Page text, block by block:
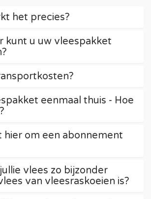
het precies?
kunt u uw vleespakket
eenmaal thuis - Hoe
hier om een abonnement
vlees zo bijzonder
van vleesraskoeien is?